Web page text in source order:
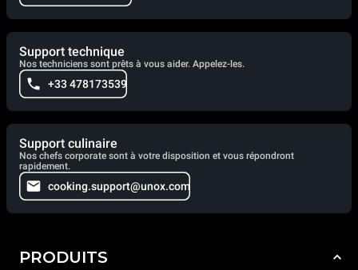
Support technique
Nos techniciens sont prêts à vous aider. Appelez-les.
+33 478173539
Support culinaire
Nos chefs corporate sont à votre disposition et vous répondront
rapidement.
cooking.support@unox.com
PRODUITS